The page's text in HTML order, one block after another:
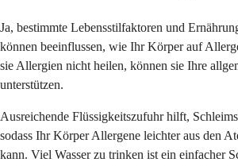
Ja, bestimmte Lebensstilfaktoren und
können beeinflussen, wie Ihr Körper auf
sie Allergien nicht heilen, können sie Ihre
unterstützen.
Ausreichende Flüssigkeitszufuhr hilft,
sodass Ihr Körper Allergene leichter aus den
kann. Viel Wasser zu trinken ist ein einfacher